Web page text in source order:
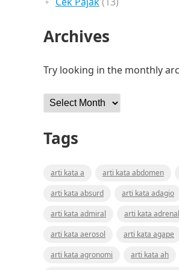
Archives
Try looking in the monthly
Archives
Tags
arti kata a arti kata abdomen
arti kata absurd
arti kata adagio
arti kata admiral
arti kata adrenal
arti kata aerosol
arti kata agape
arti kata agronomi
arti kata ah